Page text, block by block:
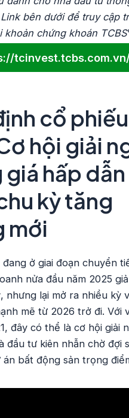
bên dưới để truy cập
khoản chứng khoán TCBS
cổ phiếu
hội giải
giá hấp dẫn
kỳ tăng
mới
đang ở giai đoạn chuyển
nửa đầu năm 2025
nhưng lại mở ra nhiều kỳ
mẽ từ 2026 trở đi. Với
đây có thể là cơ hội giải
đầu tư kiên nhẫn chờ đợi
bất động sản trọng